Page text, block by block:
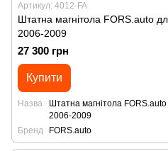
Артикул: 4012-FA
Штатна магнітола FORS.auto
2006-2009
27 300 грн
Купити
Назва
Штатна магнітола
2006-2009
Бренд
FORS.auto